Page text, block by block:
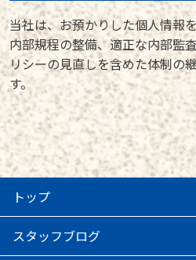
当社は、お預かりした個人情報
内部規程の整備、適正な内部監
リシーの見直しを含めた体制の
す。
トップ
スタッフブログ